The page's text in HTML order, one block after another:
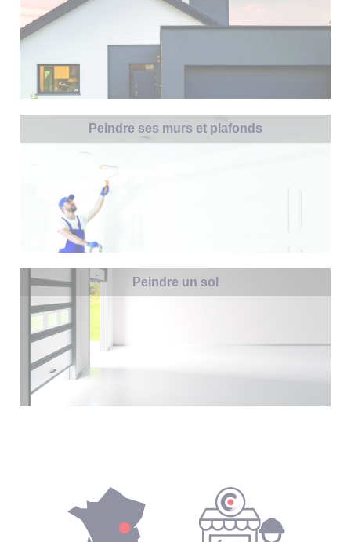
Peindre ses murs et plafonds
Peindre un sol